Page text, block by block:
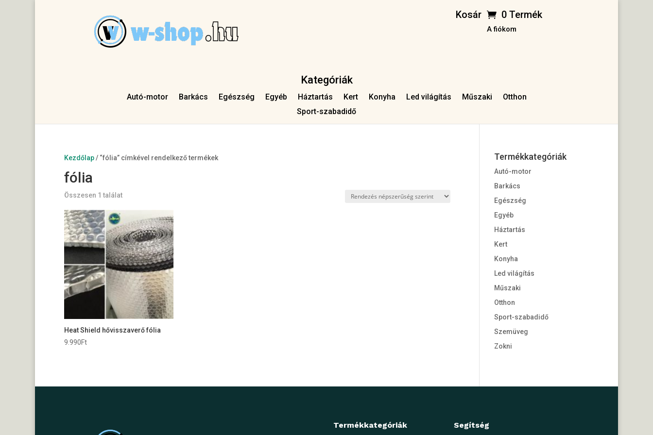
Kosár 0 Termék
A fiókom
Kategóriák
Autó-motor Barkács Egészség Egyéb Háztartás Kert Konyha Led világítás Műszaki
Otthon
Sport-szabadidő
Kezdőlap/ “fólia” címkével rendelkező termékek
fólia
Összesen 1 találat
Heat Shield hővisszaverő fólia
9.990Ft
Termékkategóriák
Autó-motor
Barkács
Egészség
Egyéb
Háztartás
Kert
Konyha
Led világítás
Műszaki
Otthon
Sport-szabadidő
Szemüveg
Zokni
Termékkategóriák Segítség